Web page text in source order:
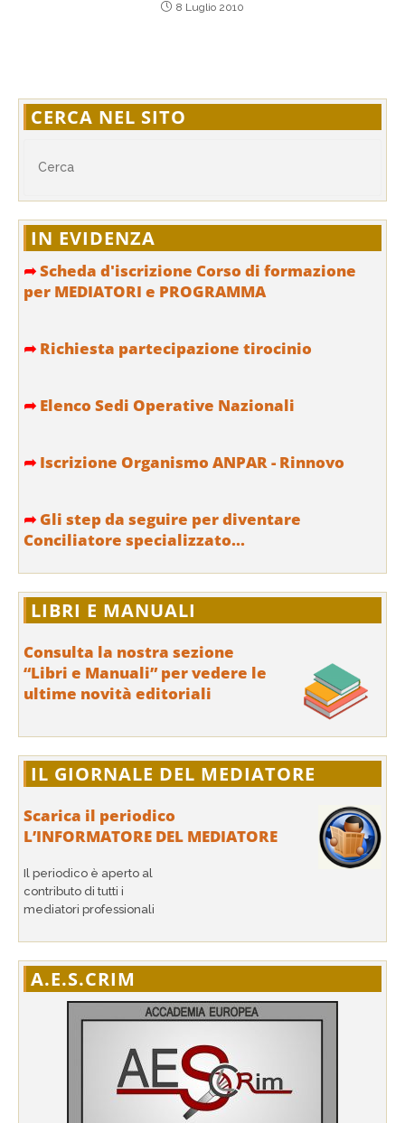
8 Luglio 2010
CERCA NEL SITO
IN EVIDENZA
➦Scheda d'iscrizione Corso di formazione
per MEDIATORI e PROGRAMMA
➦ Richiesta partecipazione tirocinio
➦ Elenco Sedi Operative Nazionali
➦ Iscrizione Organismo ANPAR - Rinnovo
➦ Gli step da seguire per diventare
Conciliatore specializzato...
LIBRI E MANUALI
Consulta la nostra sezione
“Libri e Manuali” per vedere le
ultime novità editoriali
IL GIORNALE DEL MEDIATORE
Scarica il periodico
L’INFORMATORE DEL MEDIATORE
Il periodico è aperto al
contributo di tutti i
mediatori professionali
A.E.S.CRIM